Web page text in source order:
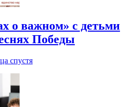
о важном» с детьми
Победы
спустя